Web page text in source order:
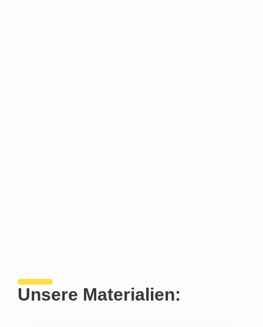
Unsere Materialien: